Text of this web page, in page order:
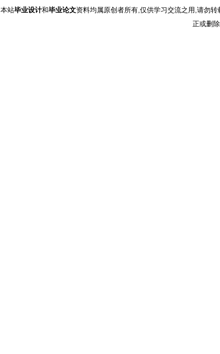
本站毕业设计和毕业论文资料均属原创者所有,仅供学习交流之用,请勿
正或删